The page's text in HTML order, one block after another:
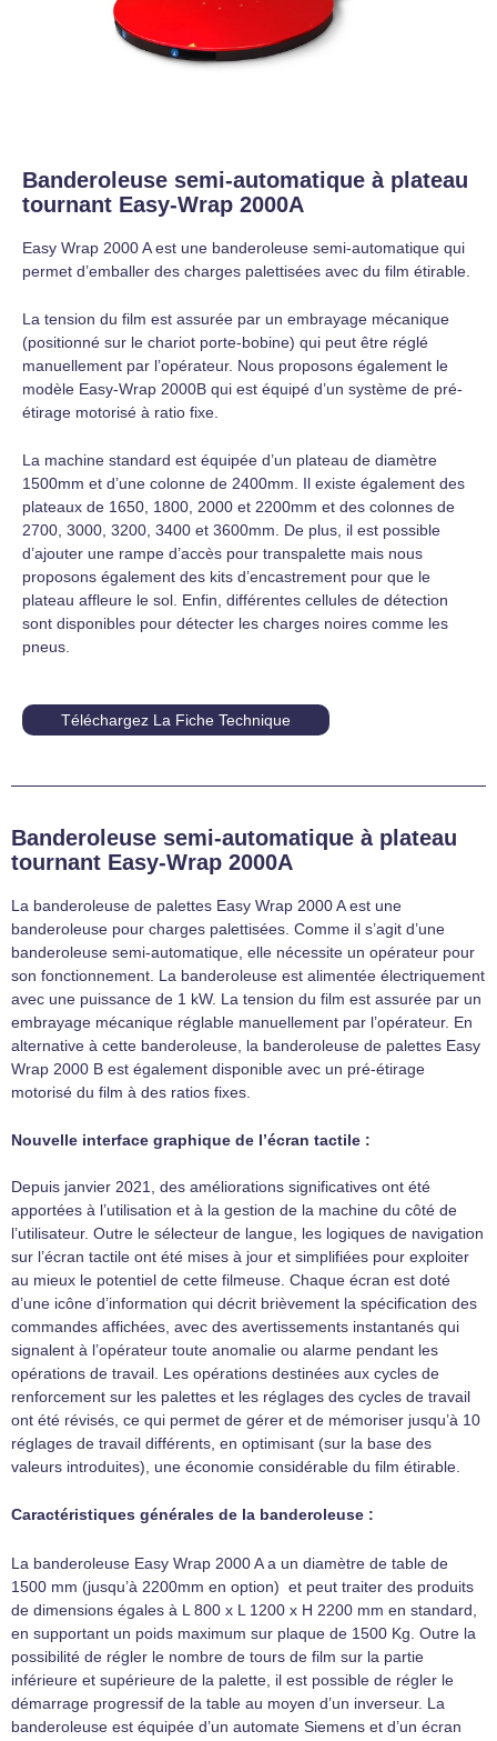
Banderoleuse semi-automatique à plateau
tournant Easy-Wrap 2000A
Easy Wrap 2000 A est une banderoleuse semi-automatique qui
permet d’emballer des charges palettisées avec du film étirable.
La tension du film est assurée par un embrayage mécanique
(positionné sur le chariot porte-bobine) qui peut être réglé
manuellement par l’opérateur. Nous proposons également le
modèle Easy-Wrap 2000B qui est équipé d’un système de pré-
étirage motorisé à ratio fixe.
La machine standard est équipée d’un plateau de diamètre
1500mm et d’une colonne de 2400mm. Il existe également des
plateaux de 1650, 1800, 2000 et 2200mm et des colonnes de
2700, 3000, 3200, 3400 et 3600mm. De plus, il est possible
d’ajouter une rampe d’accès pour transpalette mais nous
proposons également des kits d’encastrement pour que le
plateau affleure le sol. Enfin, différentes cellules de détection
sont disponibles pour détecter les charges noires comme les
pneus.
Téléchargez La Fiche Technique
Banderoleuse semi-automatique à plateau
tournant Easy-Wrap 2000A
La banderoleuse de palettes Easy Wrap 2000 A est une
banderoleuse pour charges palettisées. Comme il s’agit d’une
banderoleuse semi-automatique, elle nécessite un opérateur pour
son fonctionnement. La banderoleuse est alimentée électriquement
avec une puissance de 1 kW. La tension du film est assurée par un
embrayage mécanique réglable manuellement par l’opérateur. En
alternative à cette banderoleuse, la banderoleuse de palettes Easy
Wrap 2000 B est également disponible avec un pré-étirage
motorisé du film à des ratios fixes.
Nouvelle interface graphique de l’écran tactile :
Depuis janvier 2021, des améliorations significatives ont été
apportées à l’utilisation et à la gestion de la machine du côté de
l’utilisateur. Outre le sélecteur de langue, les logiques de navigation
sur l’écran tactile ont été mises à jour et simplifiées pour exploiter
au mieux le potentiel de cette filmeuse. Chaque écran est doté
d’une icône d’information qui décrit brièvement la spécification des
commandes affichées, avec des avertissements instantanés qui
signalent à l’opérateur toute anomalie ou alarme pendant les
opérations de travail. Les opérations destinées aux cycles de
renforcement sur les palettes et les réglages des cycles de travail
ont été révisés, ce qui permet de gérer et de mémoriser jusqu’à 10
réglages de travail différents, en optimisant (sur la base des
valeurs introduites), une économie considérable du film étirable.
Caractéristiques générales de la banderoleuse :
La banderoleuse Easy Wrap 2000 A a un diamètre de table de
1500 mm (jusqu’à 2200mm en option) et peut traiter des produits
de dimensions égales à L 800 x L 1200 x H 2200 mm en standard,
en supportant un poids maximum sur plaque de 1500 Kg. Outre la
possibilité de régler le nombre de tours de film sur la partie
inférieure et supérieure de la palette, il est possible de régler le
démarrage progressif de la table au moyen d’un inverseur. La
banderoleuse est équipée d’un automate Siemens et d’un écran